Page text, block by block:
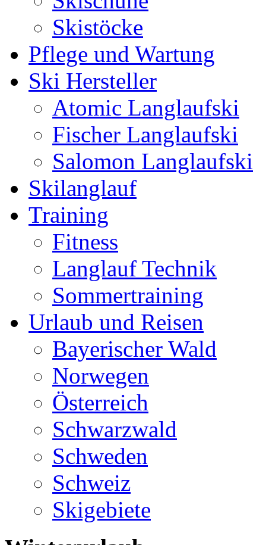
Skistöcke
Pflege und Wartung
Ski Hersteller
Atomic Langlaufski
Fischer Langlaufski
Salomon Langlaufski
Skilanglauf
Training
Fitness
Langlauf Technik
Sommertraining
Urlaub und Reisen
Bayerischer Wald
Norwegen
Österreich
Schwarzwald
Schweden
Schweiz
Skigebiete